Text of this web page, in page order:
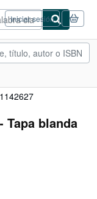
Iniciar sesión
blanda